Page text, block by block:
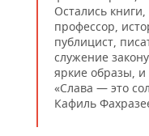
Остались
профессор,
публицист,
служение
яркие образы, и
«Слава — это
Кафиль